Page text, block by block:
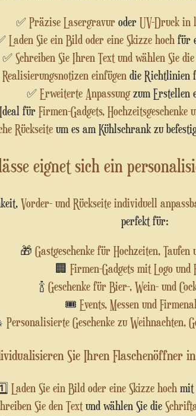
Präzise Lasergravur oder UV-Druck in
Laden Sie ein Bild oder eine Skizze hochfür
✅ Schreiben Sie Ihren Text und wählen Sie
einfügen die Richtlinien
✅ Erweiterte Anpassungzum Erstellen
für Firmen-Gadgets, Hochzeitsgeschenke
Rückseiteum es am Kühlschrank zu
eignet sich ein
Vorder- und Rückseite individuell
perfekt für:
Gastgeschenke für Hochzeiten, Taufen
🏢 Firmen-Gadgets mit Logo und
🍾 Geschenke für Bier-, Wein- und
🎟️ Events, Messen und
Personalisierte Geschenke zu Weihnachten,
Sie Ihren Flaschenöffner
Laden Sie ein Bild oder eine Skizze hoch mit
Sie den Text und wählen Sie die